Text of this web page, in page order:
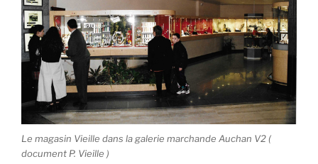
Le magasin Vieille dans la galerie marchande Auchan V2 (
document P. Vieille )